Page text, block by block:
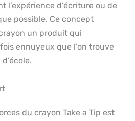
l’expérience d’écriture ou de
possible. Ce concept
un produit qui
ennuyeux que l’on trouve
du crayon Take a Tip est